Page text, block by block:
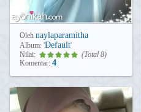
Oleh naylaparamitha
Album: 'Default'
Nilai:
(Total 8)
Komentar: 4